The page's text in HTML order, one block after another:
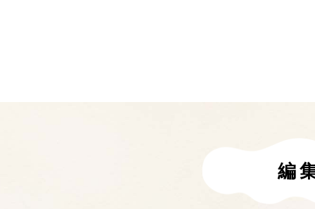
編